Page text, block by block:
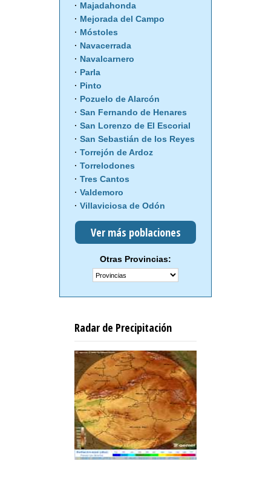
Majadahonda
Mejorada del Campo
Móstoles
Navacerrada
Navalcarnero
Parla
Pinto
Pozuelo de Alarcón
San Fernando de Henares
San Lorenzo de El Escorial
San Sebastián de los Reyes
Torrejón de Ardoz
Torrelodones
Tres Cantos
Valdemoro
Villaviciosa de Odón
Ver más poblaciones
Otras Provincias:
Radar de Precipitación